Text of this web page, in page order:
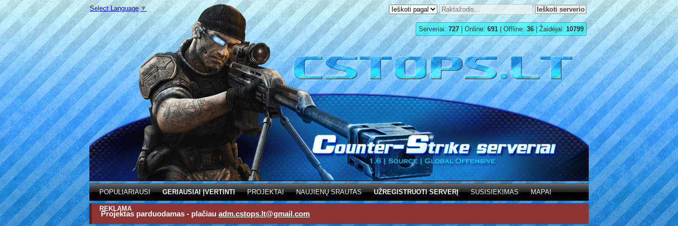
Select Language ▼
Serveriai: 727 | Online: 691 | Offline: 36 | Žaidėjai: 10799
POPULIARIAUSI GERIAUSIAI ĮVERTINTI PROJEKTAI NAUJIENŲ SRAUTAS UŽREGISTRUOTI SERVERĮ SUSISIEKIMAS MAPAI
REKLAMA
Projektas parduodamas - plačiau adm.cstops.lt@gmail.com